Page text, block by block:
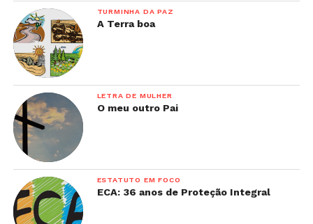
TURMINHA DA PAZ
A Terra boa
LETRA DE MULHER
O meu outro Pai
ESTATUTO EM FOCO
ECA: 36 anos de Proteção Integral